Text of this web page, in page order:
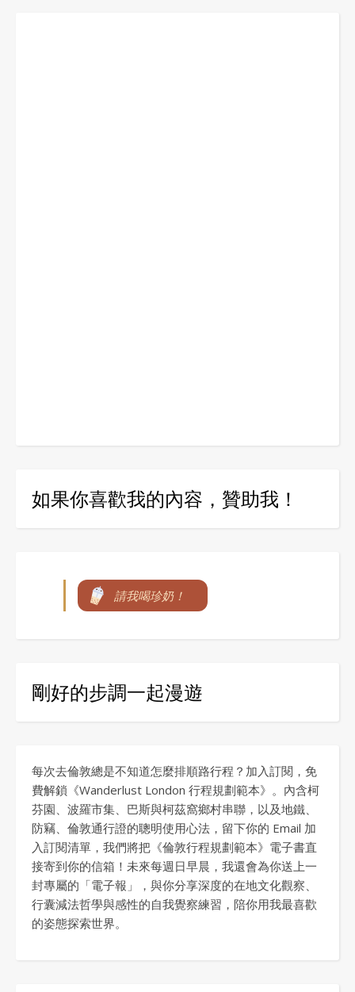
如果你喜歡我的內容，贊助我！
請我喝珍奶！
剛好的步調一起漫遊
每次去倫敦總是不知道怎麼排順路行程？加入訂閱，免
費解鎖《Wanderlust London 行程規劃範本》。內含柯
芬園、波羅市集、巴斯與柯茲窩鄉村串聯，以及地鐵、
防竊、倫敦通行證的聰明使用心法，留下你的 Email 加
入訂閱清單，我們將把《倫敦行程規劃範本》電子書直
接寄到你的信箱！未來每週日早晨，我還會為你送上一
封專屬的「電子報」，與你分享深度的在地文化觀察、
行囊減法哲學與感性的自我覺察練習，陪你用我最喜歡
的姿態探索世界。